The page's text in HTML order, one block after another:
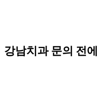
강남치과 문의 전